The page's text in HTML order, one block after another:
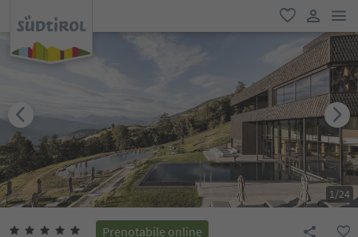
favoriti
user link
1/24
Prenotabile online